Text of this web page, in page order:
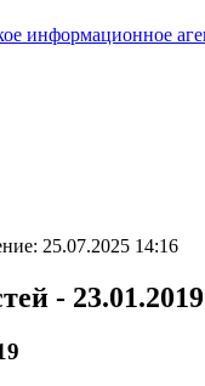
25.07.2025 14:16
- 23.01.2019